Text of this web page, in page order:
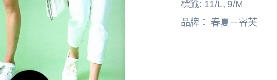
262164-
6176A
標籤: 11/L, 9/M
品牌： 春夏－睿芙